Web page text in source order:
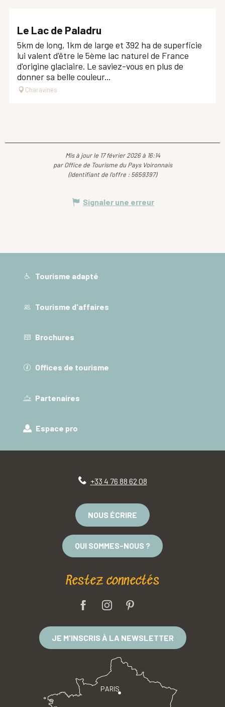
Le Lac de Paladru
5km de long, 1km de large et 392 ha de superficie
lui valent d'être le 5ème lac naturel de France
d'origine glaciaire. Le saviez-vous en plus de
donner sa belle couleur...
Charavines
Mis à jour le 17 février 2026 à 16:14
par Office de Tourisme du Pays Voironnais
(Identifiant de l'offre : 5659397)
Signaler une erreur
Tourisme adapté
Tourisme d'affaires
Brochures
Offices de tourisme
Partenaires
Espace pro
+33 4 76 88 62 08
NOUS ÉCRIRE
QUI SOMMES-NOUS ?
Restez connectés
JE M'INSCRIS À LA NEWSLETTER
PARIS